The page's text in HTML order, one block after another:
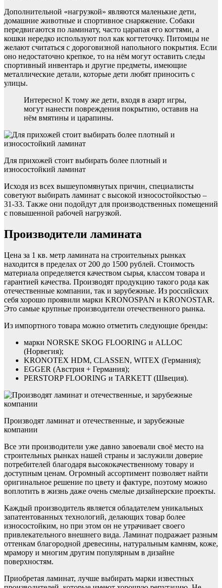
Дополнительной «нагрузкой» являются маленькие дети,
домашние животные и спортивное снаряжение. Собаки
передвигаются по ламинату, часто царапая его когтями, а
кошки нередко используют пол как когтеточку. Питомцы не
желают считаться с дороговизной напольного покрытия. Если
оно недостаточно крепкое, то на нём могут оставить следы
спортивный инвентарь и другие предметы, имеющие
металлические детали, которые дети любят приносить с
улицы.
Интересно! К тому же дети, входя в азарт игры,
могут нанести повреждения покрытию, оставив на
нём вмятины и царапины.
Для прихожей стоит выбирать более плотный и
износостойкий ламинат
Исходя из всех вышеупомянутых причин, специалисты
советуют выбирать ламинат с высокой износостойкостью –
31-33. Также они подойдут для производственных помещений
с повышенной рабочей нагрузкой.
Производители ламината
Цена за 1 кв. метр ламината на строительных рынках
находится в пределах от 200 до 1500 рублей. Стоимость
материала определяется качеством сырья, классом товара и
гарантией качества. Производят продукцию такого рода как
отечественные компании, так и зарубежные. Из российских
себя хорошо проявили марки KRONOSPAN и KRONOSTAR.
Это самые крупные производители отечественного рынка.
Из импортного товара можно отметить следующие бренды:
марки NORSKE SKOG FLOORING и ALLOC
(Норвегия);
KRONOTEX HDM, CLASSEN, WITEX (Германия);
EGGER (Австрия + Германия);
PERSTORP FLOORING и TARKETT (Швеция).
Производят ламинат и отечественные, и зарубежные
компании
Все эти производители уже давно завоевали своё место на
строительных рынках нашей страны и заслужили доверие
потребителей благодаря высококачественному товару и
доступным ценам. Огромный ассортимент позволяет найти
оригинальное решение по цвету и фактуре, поэтому можно
воплотить в жизнь даже очень смелые дизайнерские проекты.
Каждый производитель является обладателем уникальных
запатентованных технологий, делающих товар более
износостойким, но при этом он не утрачивает своего
привлекательного внешнего вида. Ламинат подражает разным
оттенкам благородной древесины, натуральным камням, коже,
мрамору и многим другим популярным в дизайне
поверхностям.
Приобретая ламинат, лучше выбирать марки известных